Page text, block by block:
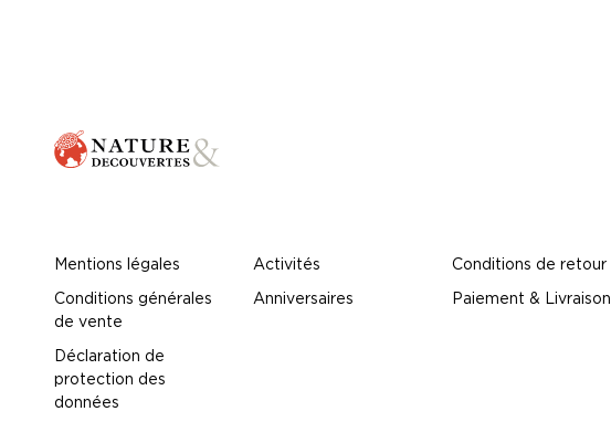
Mentions légales
Conditions générales
de vente
Déclaration de
protection des
données
Activités
Anniversaires
Conditions de retour
Paiement & Livraison